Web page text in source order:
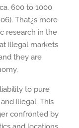
600 to 1000
That¿s more
research in the
illegal markets
they are
to pure
illegal. This
confronted by